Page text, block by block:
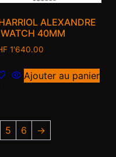
ALEXANDRE
40MM
1'640.00
Ajouter au panier
5 6 →